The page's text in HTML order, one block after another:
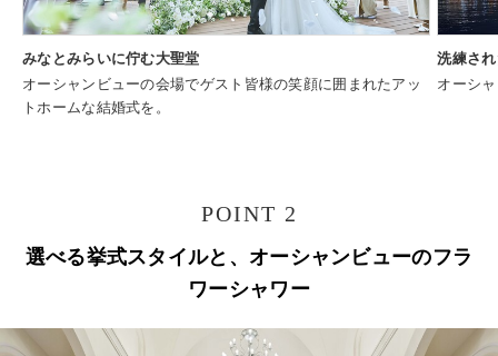
みなとみらいに佇む大聖堂
オーシャンビューの会場でゲスト皆様の笑顔に囲まれたアッ
トホームな結婚式を。
洗練さ
オーシ
POINT 2
選べる挙式スタイルと、オーシャンビューのフラ
ワーシャワー